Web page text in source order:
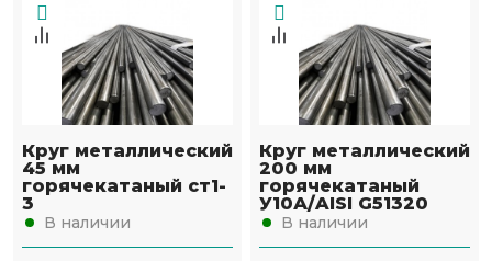
Круг металлический
45 мм
горячекатаный ст1-
3
В наличии
Круг металлический
200 мм
горячекатаный
У10А/AISI G51320
В наличии